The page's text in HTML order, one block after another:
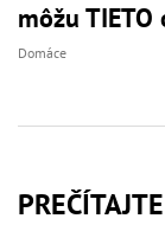
môžu
Domáce